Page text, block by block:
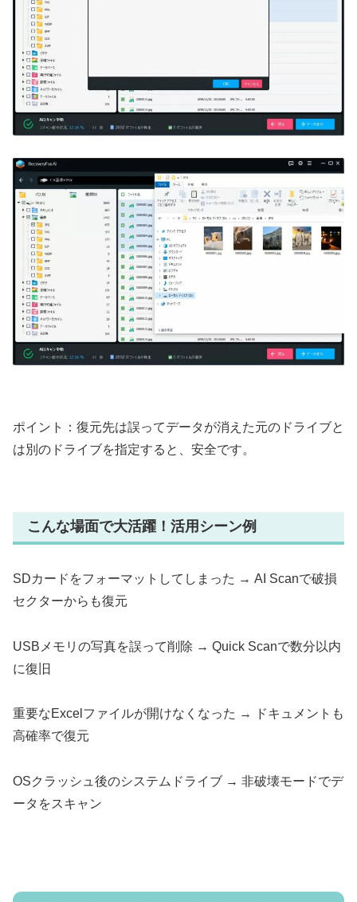
ポイント：復元先は誤ってデータが消えた元のドライブと
は別のドライブを指定すると、安全です。
こんな場面で大活躍！活用シーン例
SDカードをフォーマットしてしまった → AI Scanで破損
セクターからも復元
USBメモリの写真を誤って削除 → Quick Scanで数分以内
に復旧
重要なExcelファイルが開けなくなった → ドキュメントも
高確率で復元
OSクラッシュ後のシステムドライブ → 非破壊モードでデ
ータをスキャン